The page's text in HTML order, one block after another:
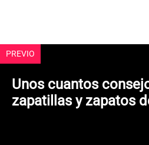
PREVIO
Unos cuantos
zapatillas y zapatos